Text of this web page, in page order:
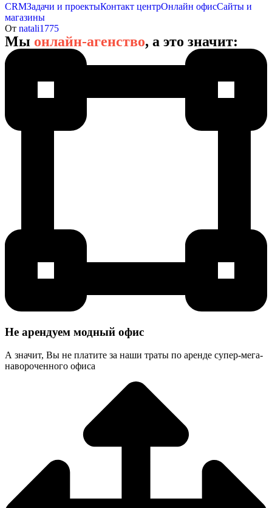
CRMЗадачи и проектыКонтакт центрОнлайн офисСайты и
магазины
От natali1775
Мы онлайн-агенство, а это значит:
Не арендуем модный офис
А значит, Вы не платите за наши траты по аренде супер-мега-
навороченного офиса